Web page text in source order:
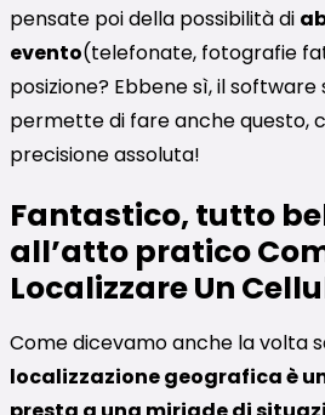
pensate poi della possibilità di
evento(telefonate, fotografie
posizione? Ebbene sì, il software
permette di fare anche questo,
precisione assoluta!
Fantastico, tutto
all’atto pratico
Localizzare Un
Come dicevamo anche la volta
localizzazione geografica è